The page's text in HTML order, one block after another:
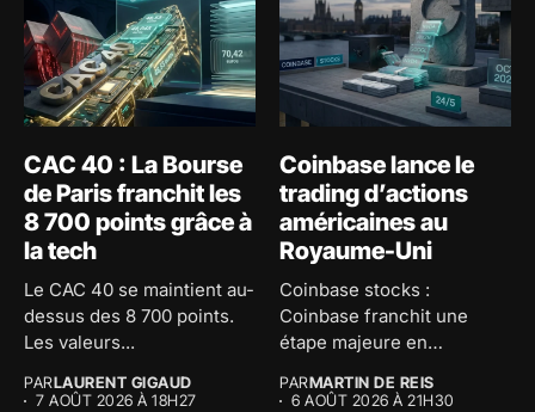
CAC 40 : La Bourse
de Paris franchit les
8 700 points grâce à
la tech
Le CAC 40 se maintient au-
dessus des 8 700 points.
Les valeurs...
PARLAURENT GIGAUD
7 AOÛT 2026 À 18H27
Coinbase lance le
trading d’actions
américaines au
Royaume-Uni
Coinbase stocks :
Coinbase franchit une
étape majeure en
PARMARTIN DE REIS
6 AOÛT 2026 À 21H30